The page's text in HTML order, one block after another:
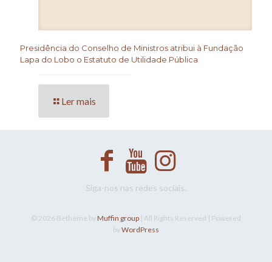
Presidência do Conselho de Ministros atribui à Fundação
Lapa do Lobo o Estatuto de Utilidade Pública
Ler mais
Siga-nos nas redes sociais.
© 2026 Betheme byMuffin group | All Rights Reserved | Powered
byWordPress